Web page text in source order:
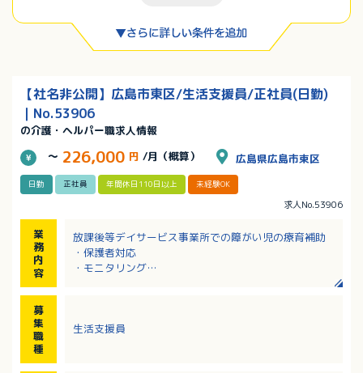
【社名非公開】広島市東区/生活支援員/正社員(日勤)
｜No.53906
の介護・ヘルパー職求人情報
～ 226,000 円 /月（概算） 広島県広島市東区
日勤 正社員 年間休日110日以上 未経験OK
求人No.53906
業
務
内
容
放課後等デイサービス事業所での障がい児の療育補助
・保護者対応
・モニタリング
生の利用者が多い事業所です。
募
集
職
種
生活支援員